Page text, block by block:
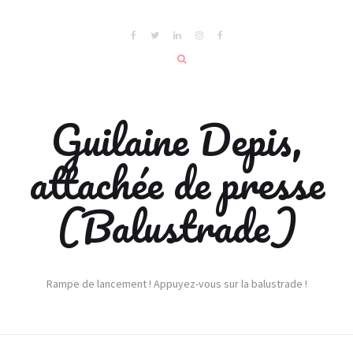
Guilaine Depis,
attachée de presse
(Balustrade)
Rampe de lancement ! Appuyez-vous sur la balustrade !